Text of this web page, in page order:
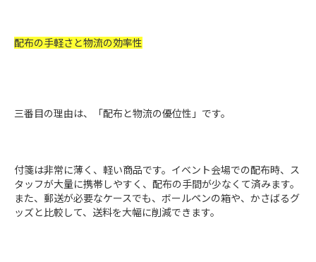
配布の手軽さと物流の効率性
三番目の理由は、「配布と物流の優位性」です。
付箋は非常に薄く、軽い商品です。イベント会場での配布時、ス
タッフが大量に携帯しやすく、配布の手間が少なくて済みます。
また、郵送が必要なケースでも、ボールペンの箱や、かさばるグ
ッズと比較して、送料を大幅に削減できます。